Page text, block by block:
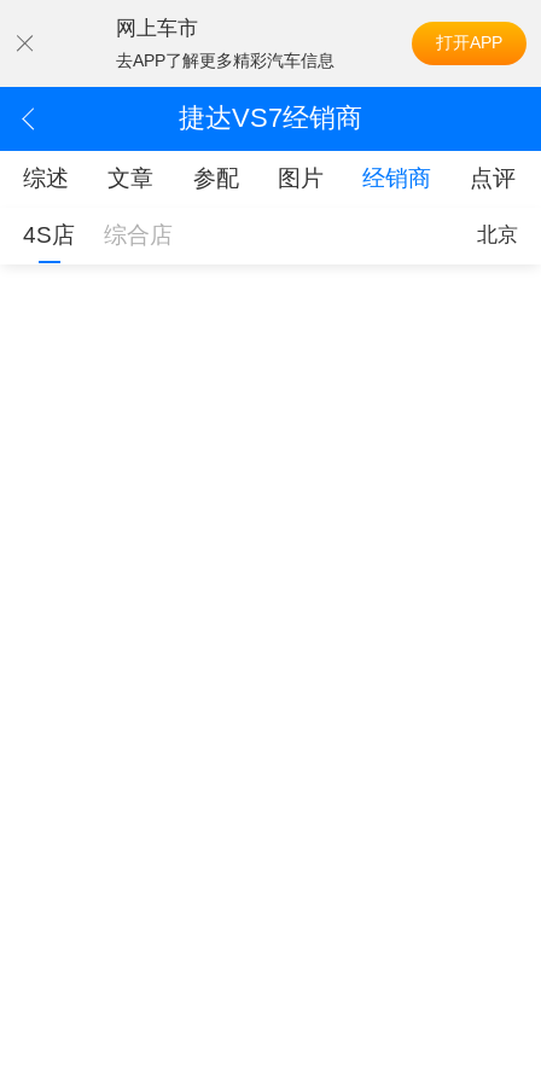
网上车市
去APP了解更多精彩汽车信息
打开APP
捷达VS7经销商
综述 文章 参配 图片 经销商 点评
4S店 综合店 北京